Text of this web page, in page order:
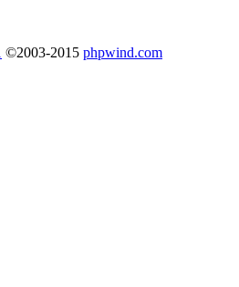
©2003-2015 phpwind.com